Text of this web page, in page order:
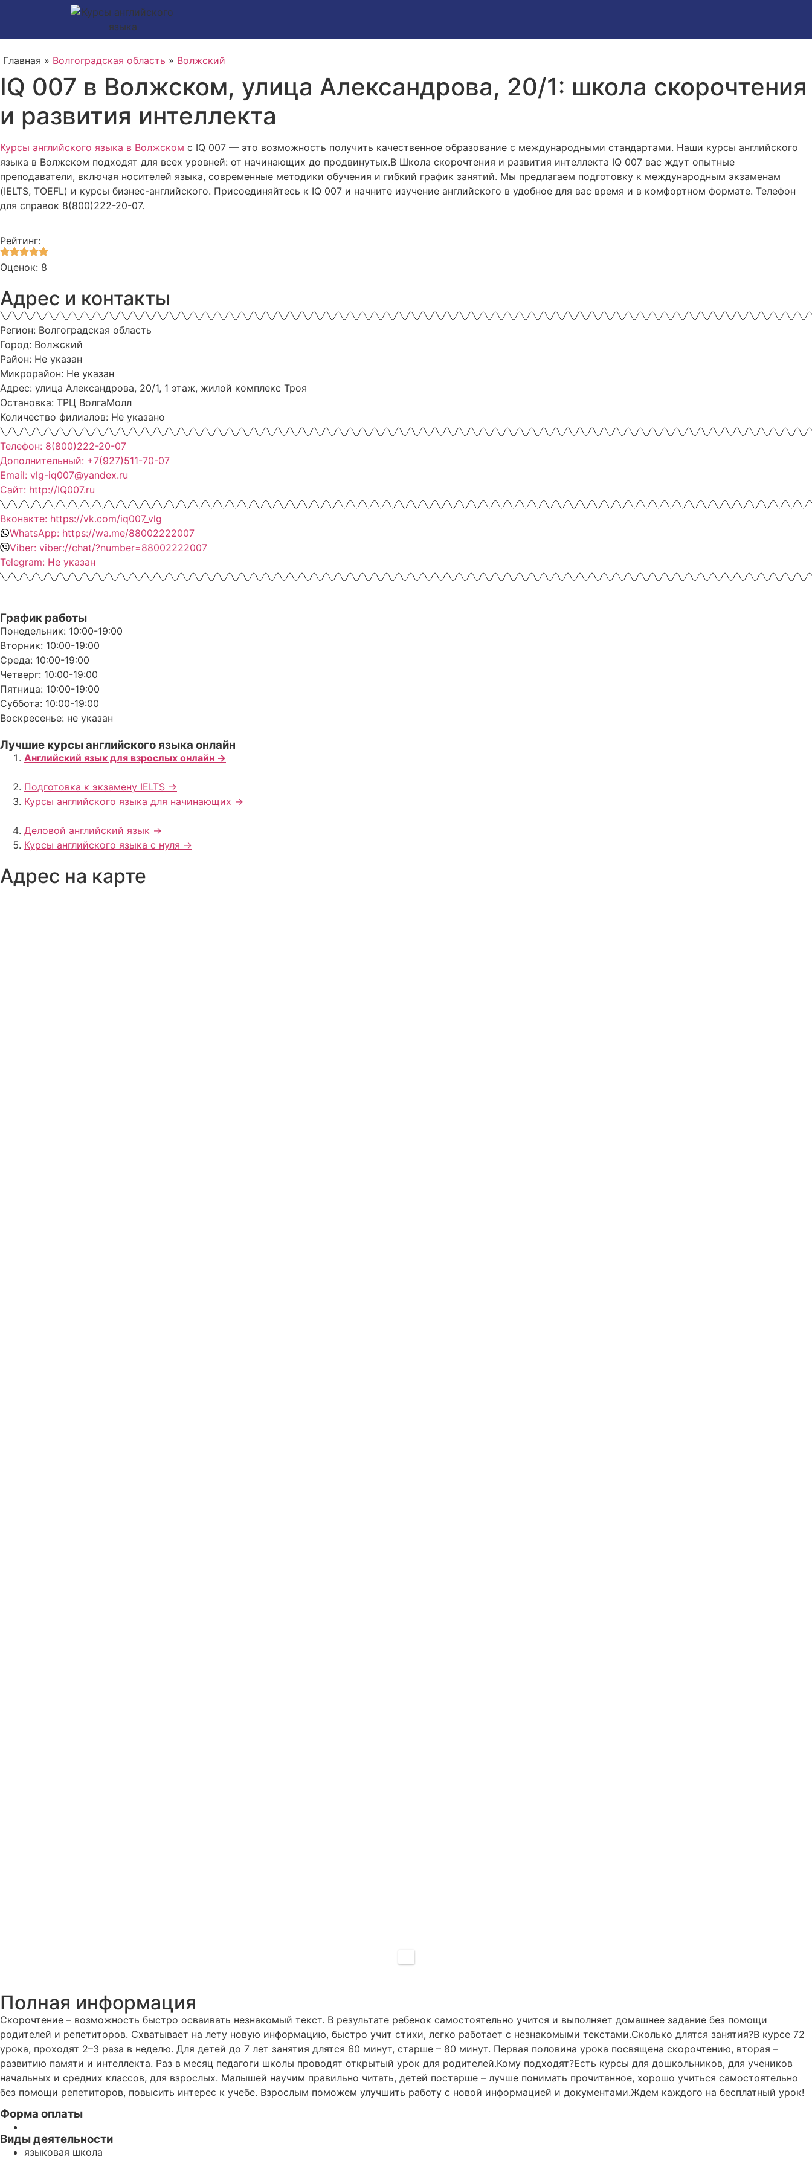
Главная » Волгоградская область » Волжский
IQ 007 в Волжском, улица Александрова, 20/1: школа скорочтения
и развития интеллекта
Курсы английского языка в Волжском с IQ 007 — это возможность получить качественное образование с международными стандартами. Наши курсы английского
языка в Волжском подходят для всех уровней: от начинающих до продвинутых.В Школа скорочтения и развития интеллекта IQ 007 вас ждут опытные
преподаватели, включая носителей языка, современные методики обучения и гибкий график занятий. Мы предлагаем подготовку к международным экзаменам
(IELTS, TOEFL) и курсы бизнес-английского. Присоединяйтесь к IQ 007 и начните изучение английского в удобное для вас время и в комфортном формате. Телефон
для справок 8(800)222-20-07.
Рейтинг:
Оценок: 8
Адрес и контакты
Регион: Волгоградская область
Город: Волжский
Район: Не указан
Микрорайон: Не указан
Адрес: улица Александрова, 20/1, 1 этаж, жилой комплекс Троя
Остановка: ТРЦ ВолгаМолл
Количество филиалов: Не указано
Телефон: 8(800)222-20-07
Дополнительный: +7(927)511-70-07
Email: vlg-iq007@yandex.ru
Сайт: http://IQ007.ru
Вконакте: https://vk.com/iq007_vlg
WhatsApp: https://wa.me/88002222007
Viber: viber://chat/?number=88002222007
Telegram: Не указан
График работы
Понедельник: 10:00-19:00
Вторник: 10:00-19:00
Среда: 10:00-19:00
Четверг: 10:00-19:00
Пятница: 10:00-19:00
Суббота: 10:00-19:00
Воскресенье: не указан
Лучшие курсы английского языка онлайн
Английский язык для взрослых онлайн ->
Подготовка к экзамену IELTS ->
Курсы английского языка для начинающих ->
Деловой английский язык ->
Курсы английского языка с нуля ->
Адрес на карте
Полная информация
Скорочтение – возможность быстро осваивать незнакомый текст. В результате ребенок самостоятельно учится и выполняет домашнее задание без помощи
родителей и репетиторов. Схватывает на лету новую информацию, быстро учит стихи, легко работает с незнакомыми текстами.Сколько длятся занятия?В курсе 72
урока, проходят 2–3 раза в неделю. Для детей до 7 лет занятия длятся 60 минут, старше – 80 минут. Первая половина урока посвящена скорочтению, вторая –
развитию памяти и интеллекта. Раз в месяц педагоги школы проводят открытый урок для родителей.Кому подходят?Есть курсы для дошкольников, для учеников
начальных и средних классов, для взрослых. Малышей научим правильно читать, детей постарше – лучше понимать прочитанное, хорошо учиться самостоятельно
без помощи репетиторов, повысить интерес к учебе. Взрослым поможем улучшить работу с новой информацией и документами.Ждем каждого на бесплатный урок!
Форма оплаты
Виды деятельности
языковая школа